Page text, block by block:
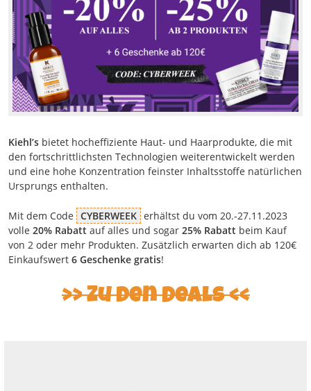
Kiehl’s bietet hocheffiziente Haut- und Haarprodukte, die mit
den fortschrittlichsten Technologien weiterentwickelt werden
und eine hohe Konzentration feinster Inhaltsstoffe natürlichen
Ursprungs enthalten.
Mit dem Code CYBERWEEK erhältst du vom 20.-27.11.2023
volle 20% Rabatt auf alles und sogar 25% Rabatt beim Kauf
von 2 oder mehr Produkten. Zusätzlich erwarten dich ab 120€
Einkaufswert 6 Geschenke gratis!
Zu den Deals